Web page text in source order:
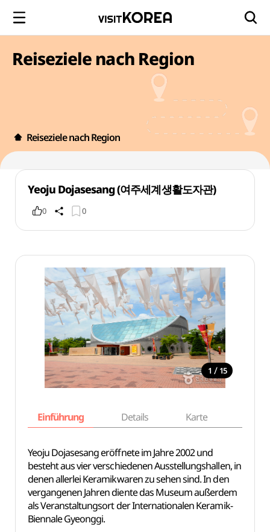
Reiseziele nach Region
Reiseziele nach Region
Yeoju Dojasesang (여주세계생활도자관)
0 0
1 / 15
Einführung Details Karte
Yeoju Dojasesang eröffnete im Jahre 2002 und
besteht aus vier verschiedenen Ausstellungshallen, in
denen allerlei Keramikwaren zu sehen sind. In den
vergangenen Jahren diente das Museum außerdem
als Veranstaltungsort der Internationalen Keramik-
Biennale Gyeonggi.